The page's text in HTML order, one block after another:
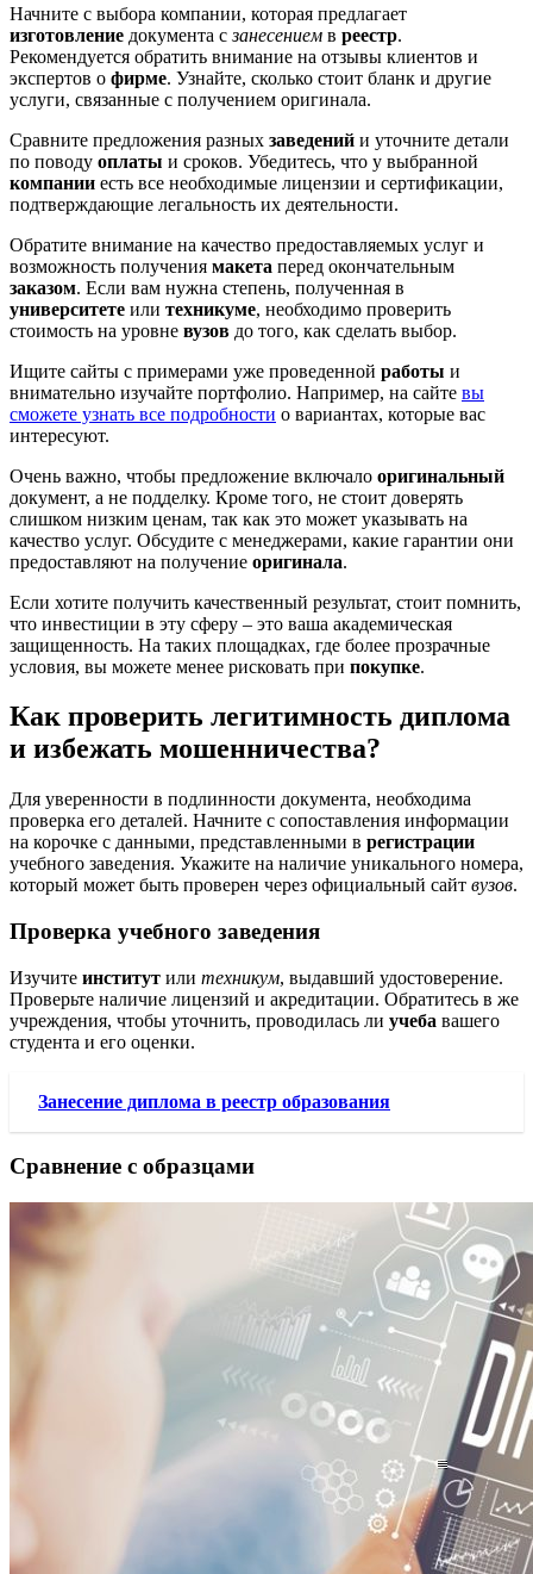
Начните с выбора компании, которая предлагает
изготовление документа сзанесением в реестр.
Рекомендуется обратить внимание на отзывы клиентов и
экспертов о фирме. Узнайте, сколько стоит бланк и другие
услуги, связанные с получением оригинала.
Сравните предложения разных заведений и уточните детали
по поводу оплаты и сроков. Убедитесь, что у выбранной
компании есть все необходимые лицензии и сертификации,
подтверждающие легальность их деятельности.
Обратите внимание на качество предоставляемых услуг и
возможность получения макета перед окончательным
заказом. Если вам нужна степень, полученная в
университете или техникуме, необходимо проверить
стоимость на уровне вузов до того, как сделать выбор.
Ищите сайты с примерами уже проведенной работы и
внимательно изучайте портфолио. Например, на сайте вы
сможете узнать все подробности о вариантах, которые вас
интересуют.
Очень важно, чтобы предложение включало оригинальный
документ, а не подделку. Кроме того, не стоит доверять
слишком низким ценам, так как это может указывать на
качество услуг. Обсудите с менеджерами, какие гарантии они
предоставляют на получение оригинала.
Если хотите получить качественный результат, стоит помнить,
что инвестиции в эту сферу – это ваша академическая
защищенность. На таких площадках, где более прозрачные
условия, вы можете менее рисковать при покупке.
Как проверить легитимность диплома
и избежать мошенничества?
Для уверенности в подлинности документа, необходима
проверка его деталей. Начните с сопоставления информации
на корочке с данными, представленными в регистрации
учебного заведения. Укажите на наличие уникального номера,
который может быть проверен через официальный сайт вузов.
Проверка учебного заведения
Изучите институт или техникум, выдавший удостоверение.
Проверьте наличие лицензий и акредитации. Обратитесь в же
учреждения, чтобы уточнить, проводилась ли учеба вашего
студента и его оценки.
Занесение диплома в реестр образования
Сравнение с образцами